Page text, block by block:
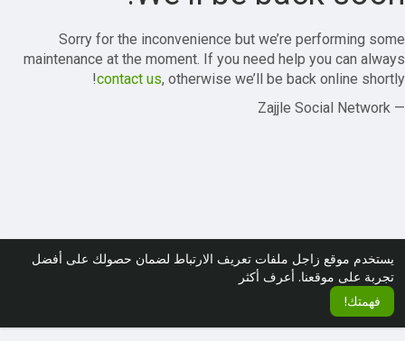
يستخدم موقع زاجل ملفات تعريف الارتباط لضمان حصولك على أفضل
تجربة على موقعنا. أعرف أكثر
فهمتك!
Sorry for the inconvenience but we’re performing some
maintenance at the moment. If you need help you can always
contact us, otherwise we’ll be back online shortly!
— Zajjle Social Network